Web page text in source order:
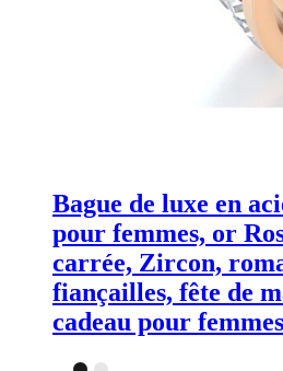
Bague de luxe en
pour femmes, or
carrée, Zircon,
fiançailles, fête de
cadeau pour femmes